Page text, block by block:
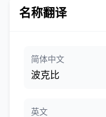
名称翻译
简体中文
波克比
英文